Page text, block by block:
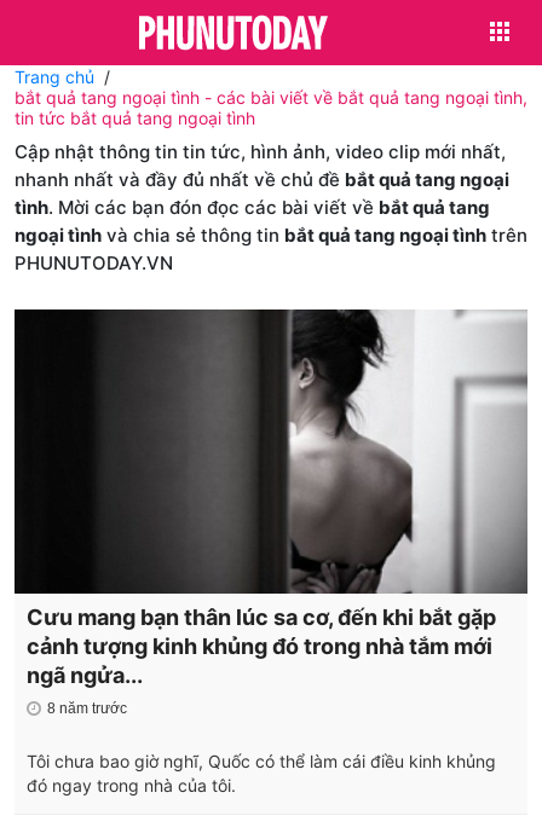
Trang chủ
bắt quả tang ngoại tình - các bài viết về bắt quả tang ngoại tình,
tin tức bắt quả tang ngoại tình
Cập nhật thông tin tin tức, hình ảnh, video clip mới nhất,
nhanh nhất và đầy đủ nhất về chủ đề bắt quả tang ngoại
tình. Mời các bạn đón đọc các bài viết về bắt quả tang
ngoại tình và chia sẻ thông tin bắt quả tang ngoại tình trên
PHUNUTODAY.VN
Cưu mang bạn thân lúc sa cơ, đến khi bắt gặp
cảnh tượng kinh khủng đó trong nhà tắm mới
ngã ngửa...
8 năm trước
Tôi chưa bao giờ nghĩ, Quốc có thể làm cái điều kinh khủng
đó ngay trong nhà của tôi.